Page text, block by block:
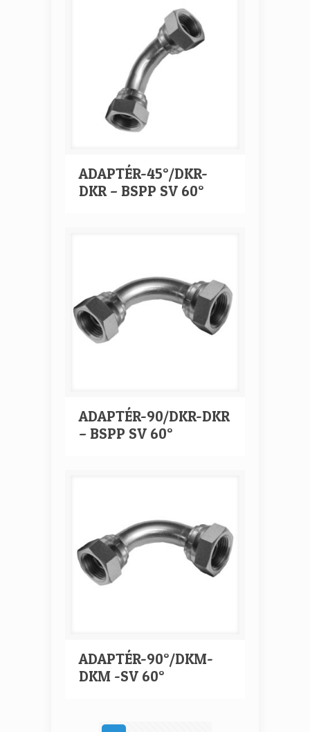
ADAPTÉR-45°/DKR-
DKR – BSPP SV 60°
ADAPTÉR-90/DKR-DKR
– BSPP SV 60°
ADAPTÉR-90°/DKM-
DKM -SV 60°